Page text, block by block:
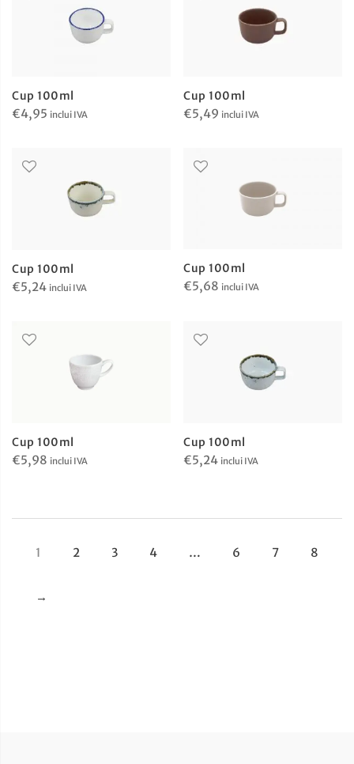
Cup 100ml
€4,95 inclui IVA
Cup 100ml
€5,49 inclui IVA
Cup 100ml
€5,24 inclui IVA
Cup 100ml
€5,68 inclui IVA
Cup 100ml
€5,98 inclui IVA
Cup 100ml
€5,24 inclui IVA
1 2 3 4 … 6 7 8
→